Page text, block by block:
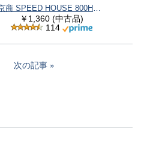
京商 SPEED HOUSE 800HV 単4ニッケル水素バッテリー (4pcs) 71998
￥1,360 (中古品)
114
次の記事